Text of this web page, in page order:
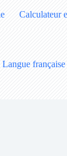
Calculateur
Langue française